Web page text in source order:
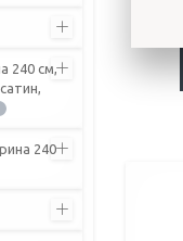
240 см,
240